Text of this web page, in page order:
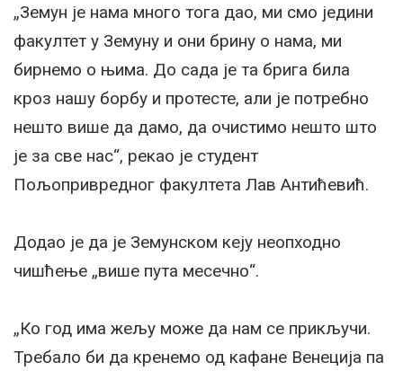
„Земун је нама много тога дао, ми смо једини
факултет у Земуну и они брину о нама, ми
бирнемо о њима. До сада је та брига била
кроз нашу борбу и протесте, али је потребно
нешто више да дамо, да очистимо нешто што
је за све нас“, рекао је студент
Пољопривредног факултета Лав Антићевић.
Додао је да је Земунском кеју неопходно
чишћење „више пута месечно“.
„Ко год има жељу може да нам се прикључи.
Требало би да кренемо од кафане Венеција па